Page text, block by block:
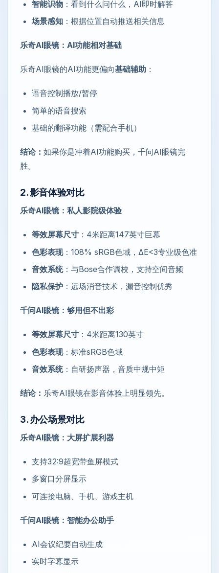
智能识物 ：看到什么问什么，AI即时解答
场景感知 ：根据位置自动推送相关信息
乐奇AI眼镜：AI功能相对基础
乐奇AI眼镜的AI功能更偏向基础辅助 ：
语音控制播放/暂停
简单的语音搜索
基础的翻译功能（需配合手机）
结论： 如果你是冲着AI功能购买，千问AI眼镜完
胜。
2. 影音体验对比
乐奇AI眼镜：私人影院级体验
等效屏幕尺寸 ：4米距离147英寸巨幕
色彩表现：108% sRGB色域，ΔE<3专业级色准
音效系统：与Bose合作调校，支持空间音频
隐私保护 ：远场消音技术，漏音控制优秀
千问AI眼镜：够用但不出彩
等效屏幕尺寸 ：4米距离130英寸
色彩表现：标准sRGB色域
音效系统：自研扬声器，音质中规中矩
结论： 乐奇AI眼镜在影音体验上明显领先。
3. 办公场景对比
乐奇AI眼镜：大屏扩展利器
支持32:9超宽带鱼屏模式
多窗口分屏显示
可连接电脑、手机、游戏主机
千问AI眼镜：智能办公助手
AI会议纪要自动生成
实时字幕显示